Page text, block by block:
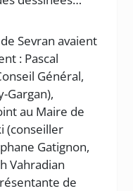
Sevran avaient
: Pascal
Général,
Gargan),
au Maire de
(conseiller
Gatignon,
Vahradian
de